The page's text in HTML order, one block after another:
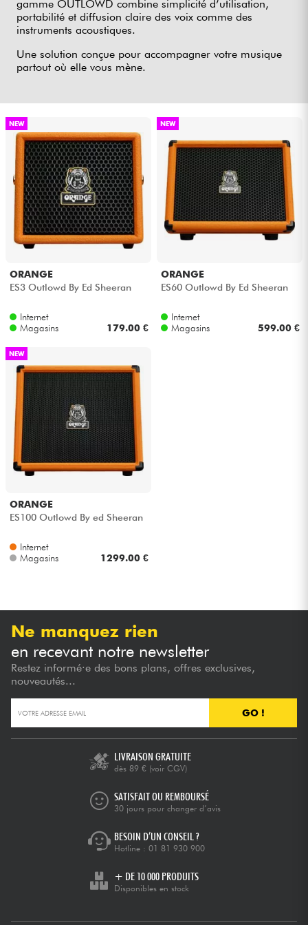
Eclairage
Eveil Musical
Câbles & Access.
HiFi
Voir nos marques
gamme OUTLOWD combine simplicité d’utilisation,
portabilité et diffusion claire des voix comme des
instruments acoustiques.
Une solution conçue pour accompagner votre musique
partout où elle vous mène.
NEW
ORANGE
ES3 Outlowd By Ed Sheeran
Internet
Magasins
179.00 €
NEW
ORANGE
ES60 Outlowd By Ed Sheeran
Internet
Magasins
599.00 €
NEW
ORANGE
ES100 Outlowd By ed Sheeran
Internet
Magasins
1299.00 €
Ne manquez rien
en recevant notre newsletter
Restez informé·e des bons plans, offres exclusives,
nouveautés...
GO !
LIVRAISON GRATUITE
dès 89 € (voir CGV)
SATISFAIT OU REMBOURSÉ
30 jours pour changer d’avis
BESOIN D’UN CONSEIL ?
Hotline : 01 81 930 900
+ DE 10 000 PRODUITS
Disponibles en stock